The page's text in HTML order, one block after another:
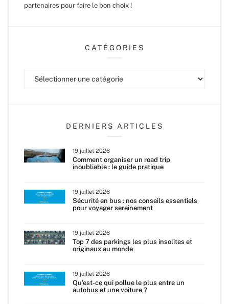
partenaires pour faire le bon choix !
CATÉGORIES
DERNIERS ARTICLES
19 juillet 2026
Comment organiser un road trip
inoubliable : le guide pratique
19 juillet 2026
Sécurité en bus : nos conseils essentiels
pour voyager sereinement
19 juillet 2026
Top 7 des parkings les plus insolites et
originaux au monde
19 juillet 2026
Qu’est-ce qui pollue le plus entre un
autobus et une voiture ?